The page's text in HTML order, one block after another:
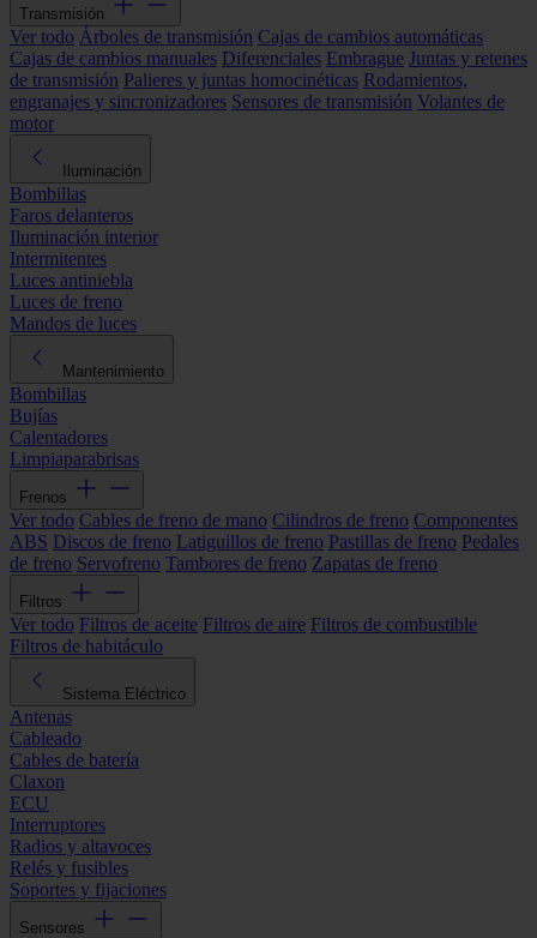
Transmisión
Ver todo Árboles de transmisión Cajas de cambios automáticas
Cajas de cambios manuales Diferenciales Embrague Juntas y retenes
de transmisión Palieres y juntas homocinéticas Rodamientos,
engranajes y sincronizadores Sensores de transmisión Volantes de
motor
Iluminación
Bombillas
Faros delanteros
Iluminación interior
Intermitentes
Luces antiniebla
Luces de freno
Mandos de luces
Mantenimiento
Bombillas
Bujías
Calentadores
Limpiaparabrisas
Frenos
Ver todo Cables de freno de mano Cilindros de freno Componentes
ABS Discos de freno Latiguillos de freno Pastillas de freno Pedales
de freno Servofreno Tambores de freno Zapatas de freno
Filtros
Ver todo Filtros de aceite Filtros de aire Filtros de combustible
Filtros de habitáculo
Sistema Eléctrico
Antenas
Cableado
Cables de batería
Claxon
ECU
Interruptores
Radios y altavoces
Relés y fusibles
Soportes y fijaciones
Sensores